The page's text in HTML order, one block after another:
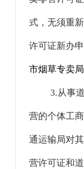
式，无须重
许可证新办申
市烟草专卖局
3.从事
营的个体工
通运输局对
营许可证和